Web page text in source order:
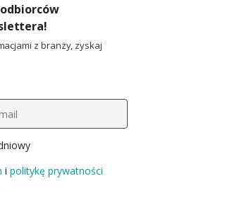
z branży, zyskaj
i politykę prywatności